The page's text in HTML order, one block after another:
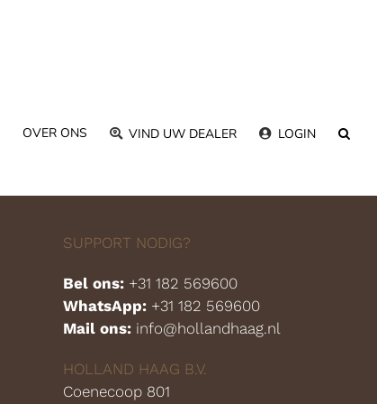
OVER ONS VIND UW DEALER LOGIN
SUPPORT NODIG?
Bel ons: +31 182 569600
WhatsApp: +31 182 569600
Mail ons: info@hollandhaag.nl
HOLLAND HAAG B.V.
Coenecoop 801